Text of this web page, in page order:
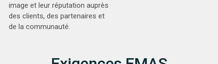
image et leur réputation auprès
des clients, des partenaires et
de la communauté.